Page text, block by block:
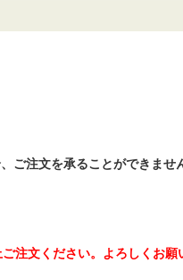
注文を承ることができませ
注文ください。よろしくお願